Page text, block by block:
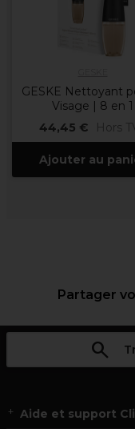
GESKE Nettoyant
Visage | 8 en 1
44,45 €
Hors
Ajouter au
Partager
Aide et support